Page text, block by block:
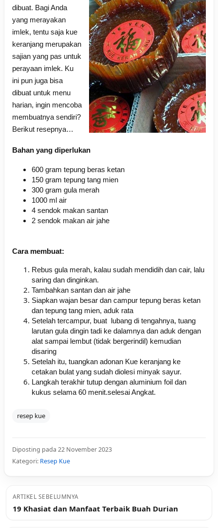
dibuat. Bagi Anda
yang merayakan
imlek, tentu saja kue
keranjang merupakan
sajian yang pas untuk
perayaan imlek. Ku
ini pun juga bisa
dibuat untuk menu
harian, ingin mencoba
membuatnya sendiri?
Berikut resepnya…
Bahan yang diperlukan
600 gram tepung beras ketan
150 gram tepung tang mien
300 gram gula merah
1000 ml air
4 sendok makan santan
2 sendok makan air jahe
Cara membuat:
Rebus gula merah, kalau sudah mendidih dan cair, lalu
saring dan dinginkan.
Tambahkan santan dan air jahe
Siapkan wajan besar dan campur tepung beras ketan
dan tepung tang mien, aduk rata
Setelah tercampur, buat lubang di tengahnya, tuang
larutan gula dingin tadi ke dalamnya dan aduk dengan
alat sampai lembut (tidak bergerindil) kemudian
disaring
Setelah itu, tuangkan adonan Kue keranjang ke
cetakan bulat yang sudah diolesi minyak sayur.
Langkah terakhir tutup dengan aluminium foil dan
kukus selama 60 menit.selesai Angkat.
resep kue
Diposting pada 22 November 2023
Kategori: Resep Kue
ARTIKEL SEBELUMNYA
19 Khasiat dan Manfaat Terbaik Buah Durian